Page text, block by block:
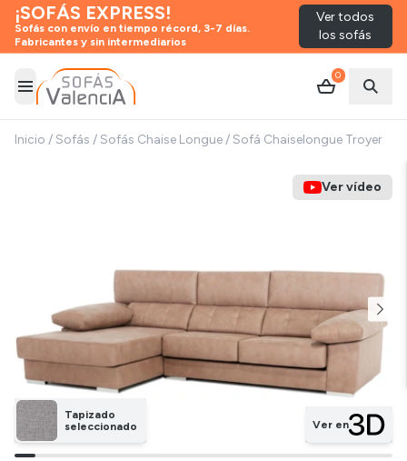
¡SOFÁS EXPRESS!
Sofás con envío en tiempo récord, 3-7 días.
Fabricantes y sin intermediarios
Ver todos
los sofás
Abrir menú
0
Inicio / Sofás / Sofás Chaise Longue/ Sofá Chaiselongue Troyer
Tapizado
seleccionado
Ver vídeo
Ver en